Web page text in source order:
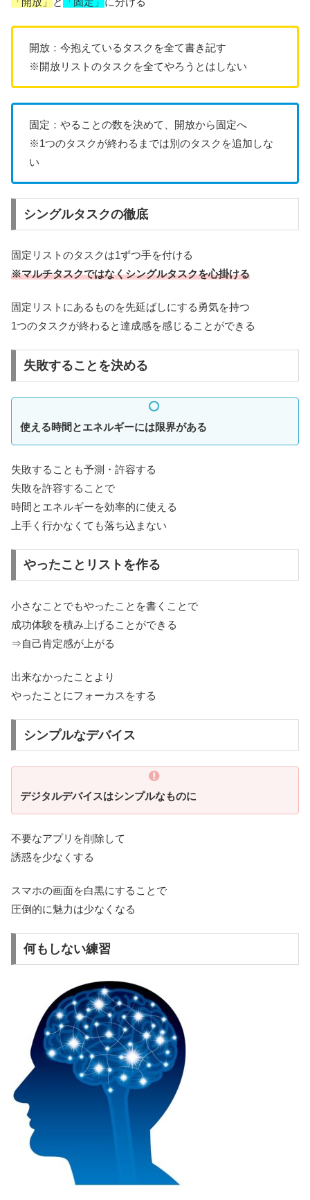
開放：今抱えているタスクを全て書き記す
※開放リストのタスクを全てやろうとはしない
固定：やることの数を決めて、開放から固定へ
※1つのタスクが終わるまでは別のタスクを追加しな
い
シングルタスクの徹底
固定リストのタスクは1ずつ手を付ける
※マルチタスクではなくシングルタスクを心掛ける
固定リストにあるものを先延ばしにする勇気を持つ
1つのタスクが終わると達成感を感じることができる
失敗することを決める
使える時間とエネルギーには限界がある
失敗することも予測・許容する
失敗を許容することで
時間とエネルギーを効率的に使える
上手く行かなくても落ち込まない
やったことリストを作る
小さなことでもやったことを書くことで
成功体験を積み上げることができる
⇒自己肯定感が上がる
出来なかったことより
やったことにフォーカスをする
シンプルなデバイス
デジタルデバイスはシンプルなものに
不要なアプリを削除して
誘惑を少なくする
スマホの画面を白黒にすることで
圧倒的に魅力は少なくなる
何もしない練習